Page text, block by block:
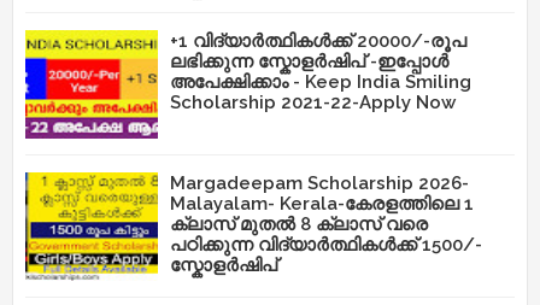
+1 വിദ്യാർത്ഥികൾക്ക് 20000/-രൂപ
ലഭിക്കുന്ന സ്കോളർഷിപ് -ഇപ്പോൾ
അപേക്ഷിക്കാം - Keep India Smiling
Scholarship 2021-22-Apply Now
Margadeepam Scholarship 2026-
Malayalam- Kerala-കേരളത്തിലെ 1
ക്ലാസ് മുതൽ 8 ക്ലാസ് വരെ
പഠിക്കുന്ന വിദ്യാർത്ഥികൾക്ക് 1500/-
സ്കോളർഷിപ്